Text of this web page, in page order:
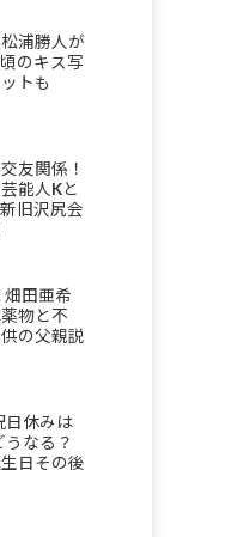
浦勝人が
のキス写
トも
友関係！
能人Kと
旧沢尻会
畑田亜希
物と不
の父親説
日休みは
なる？
日その後